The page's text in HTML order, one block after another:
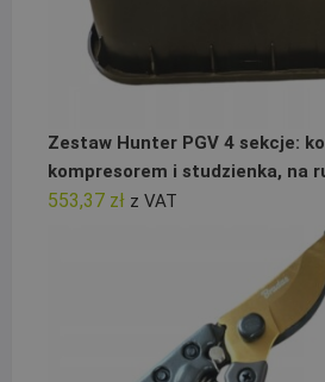
Zestaw Hunter PGV 4 sekcje:
kompresorem i studzienka, na
553,37 zł z VAT